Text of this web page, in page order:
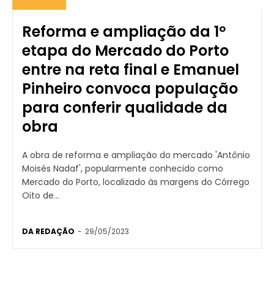
Reforma e ampliação da 1º
etapa do Mercado do Porto
entre na reta final e Emanuel
Pinheiro convoca população
para conferir qualidade da
obra
A obra de reforma e ampliação do mercado 'Antônio
Moisés Nadaf', popularmente conhecido como
Mercado do Porto, localizado às margens do Córrego
Oito de...
DA REDAÇÃO - 29/05/2023